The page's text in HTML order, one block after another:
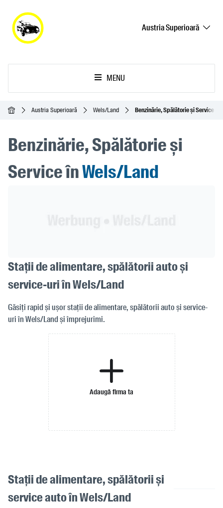
Austria Superioară
MENU
Acasă Austria Superioară Wels/Land Benzinărie, Spălătorie și Service
Benzinărie, Spălătorie și
Service înWels/Land
Stații de alimentare, spălătorii auto și
service-uri în Wels/Land
Găsiți rapid și ușor stații de alimentare, spălătorii auto și service-
uri în Wels/Land și împrejurimi.
Adaugă firma ta
Stații de alimentare, spălătorii și
service auto în Wels/Land